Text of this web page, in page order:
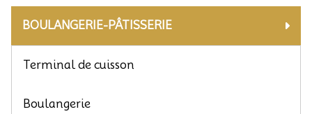
BOULANGERIE-PÂTISSERIE
Terminal de cuisson
Boulangerie